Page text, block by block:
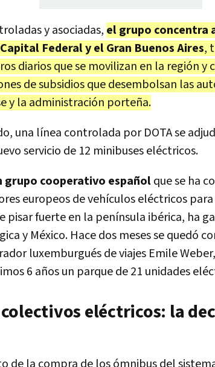
y asociadas, el grupo concentra
Federal y el Gran Buenos Aires,
diarios que se movilizan en la región
de subsidios que desembolsan las
y la administración porteña.
una línea controlada por DOTA se
servicio de 12 minibuses eléctricos.
grupo cooperativo españolque se ha
europeos de vehículos eléctricos
pisar fuerte en la península ibérica, ha
y México. Hace dos meses se quedó
luxemburgués de viajes Emile
6 años un parque de 21 unidades
eléctricos: la